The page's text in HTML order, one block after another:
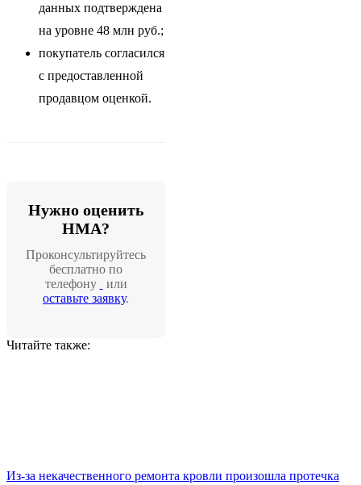
данных подтверждена
на уровне 48 млн руб.;
покупатель согласился
с предоставленной
продавцом оценкой.
Нужно оценить
НМА?
Проконсультируйтесь
бесплатно по
телефону
или
оставьте заявку.
Читайте также:
Из-за некачественного ремонта кровли произошла протечка